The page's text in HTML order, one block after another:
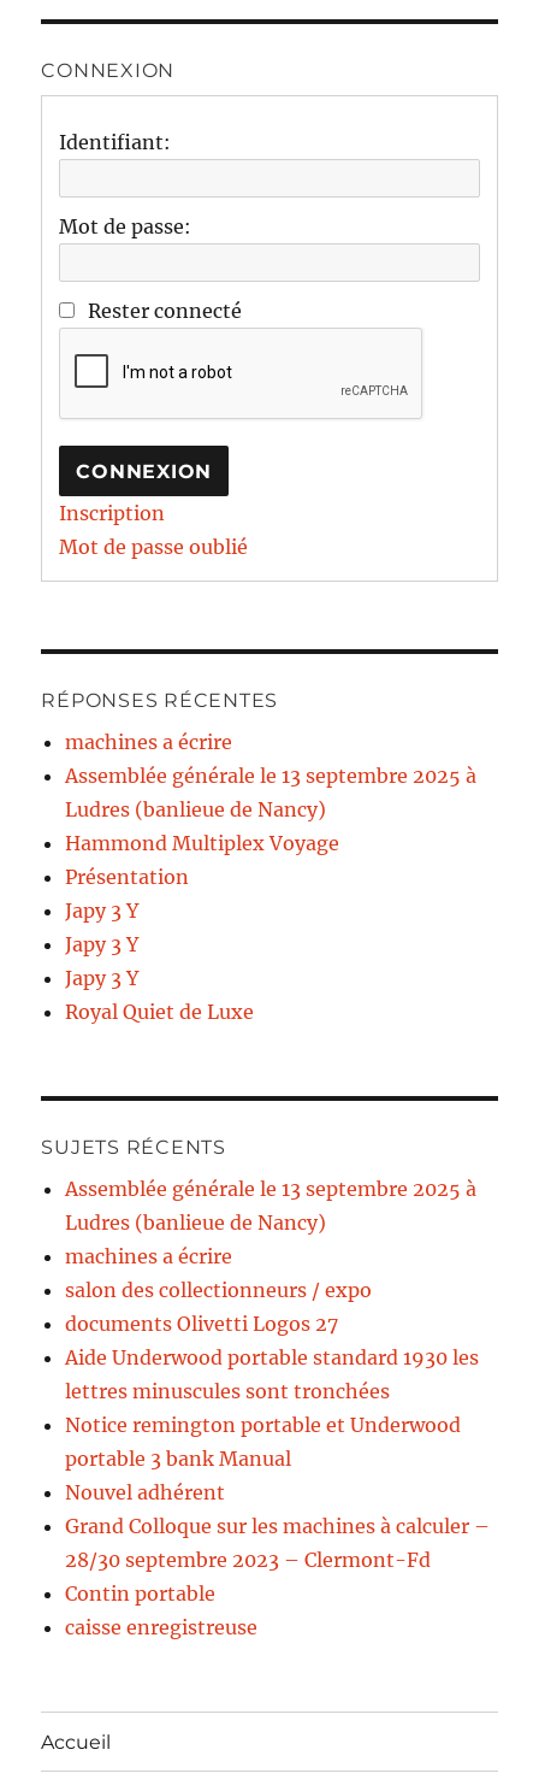
CONNEXION
Identifiant:
Mot de passe:
Rester connecté
CONNEXION
Inscription
Mot de passe oublié
RÉPONSES RÉCENTES
machines a écrire
Assemblée générale le 13 septembre 2025 à
Ludres (banlieue de Nancy)
Hammond Multiplex Voyage
Présentation
Japy 3 Y
Japy 3 Y
Japy 3 Y
Royal Quiet de Luxe
SUJETS RÉCENTS
Assemblée générale le 13 septembre 2025 à
Ludres (banlieue de Nancy)
machines a écrire
salon des collectionneurs / expo
documents Olivetti Logos 27
Aide Underwood portable standard 1930 les
lettres minuscules sont tronchées
Notice remington portable et Underwood
portable 3 bank Manual
Nouvel adhérent
Grand Colloque sur les machines à calculer –
28/30 septembre 2023 – Clermont-Fd
Contin portable
caisse enregistreuse
Accueil